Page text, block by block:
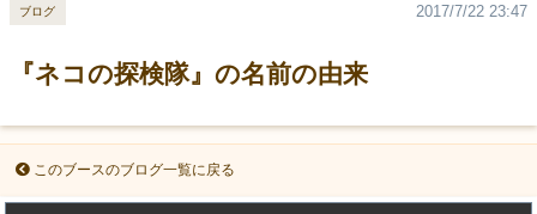
『ネコの探検隊』の名前の由来
2017/7/22 23:47
ブログ
このブースのブログ一覧に戻る